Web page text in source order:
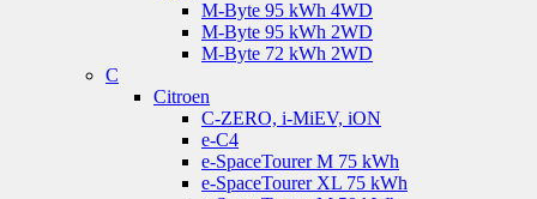
M-Byte 95 kWh 4WD
M-Byte 95 kWh 2WD
M-Byte 72 kWh 2WD
C
Citroen
C-ZERO, i-MiEV, iON
e-C4
e-SpaceTourer M 75 kWh
e-SpaceTourer XL 75 kWh